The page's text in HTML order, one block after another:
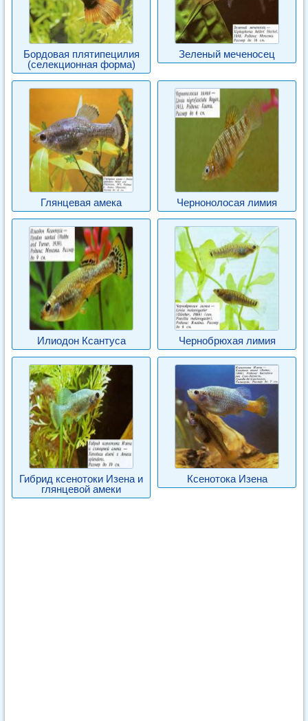
Бордовая плятипецилия
(селекционная форма)
Зеленый меченосец
Глянцевая амека Чернонолосая лимия
Илиодон Ксантуса Чернобрюхая лимия
Гибрид ксенотоки Изена и
глянцевой амеки
Ксенотока Изена